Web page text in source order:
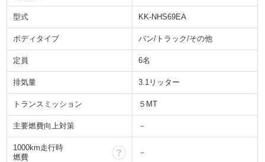
型式 KK-NHS69EA
ボディタイプ バン/トラック/その他
定員 6名
排気量 3.1リッター
トランスミッション ５MT
主要燃費向上対策 －
1000km走行時
燃費
－